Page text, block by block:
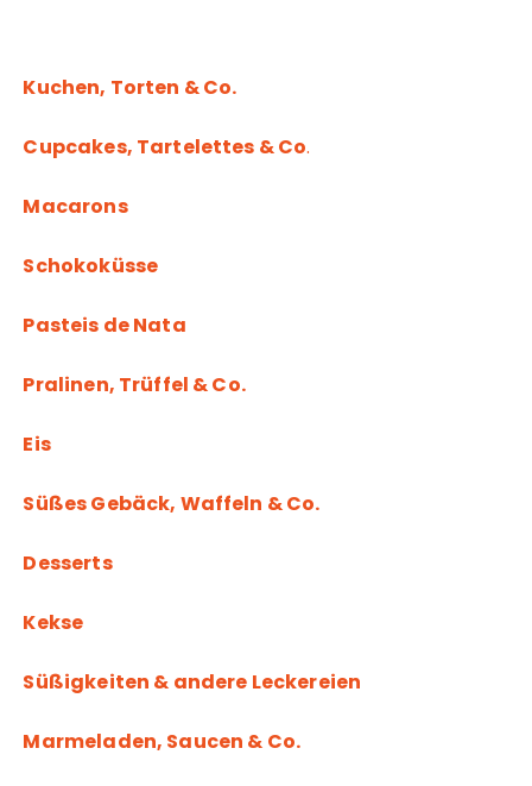
Kuchen, Torten & Co.
Cupcakes, Tartelettes & Co.
Macarons
Schokoküsse
Pasteis de Nata
Pralinen, Trüffel & Co.
Eis
Süßes Gebäck, Waffeln & Co.
Desserts
Kekse
Süßigkeiten & andere Leckereien
Marmeladen, Saucen & Co.